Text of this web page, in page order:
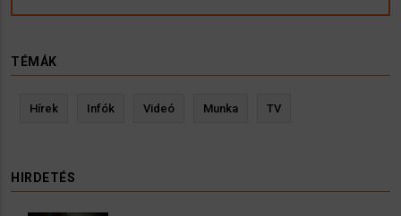
TÉMÁK
Hírek Infók Videó Munka TV
HIRDETÉS